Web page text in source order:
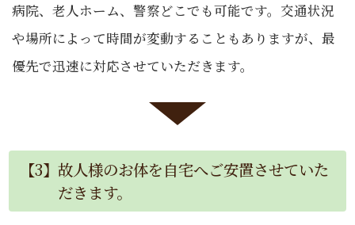
病院、老人ホーム、警察どこでも可能です。交通状況
や場所によって時間が変動することもありますが、最
優先で迅速に対応させていただきます。
【3】故人様のお体を自宅へご安置させていた
だきます。